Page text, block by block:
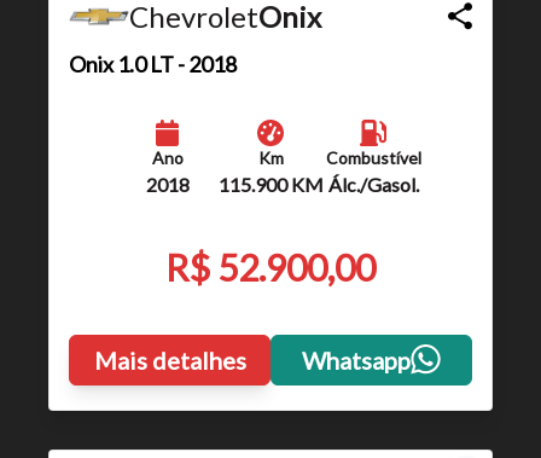
Tamanho do texto
ChevroletOnix
Onix 1.0 LT - 2018
Ano
2018
Km
115.900 KM
Combustível
Álc./Gasol.
R$ 52.900,00
Mais detalhes Whatsapp